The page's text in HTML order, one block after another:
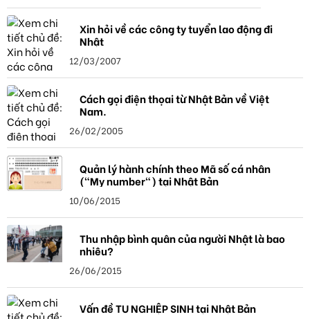
Xin hỏi về các công ty tuyển lao động đi
Nhật
12/03/2007
Cách gọi điện thọai từ Nhật Bản về Việt
Nam.
26/02/2005
Quản lý hành chính theo Mã số cá nhân
("My number") tại Nhật Bản
10/06/2015
Thu nhập bình quân của người Nhật là bao
nhiêu?
26/06/2015
Vấn đề TU NGHIỆP SINH tại Nhật Bản